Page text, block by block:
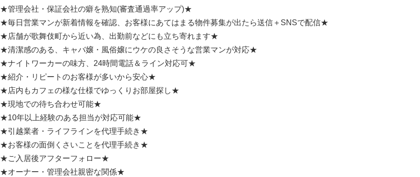
★管理会社・保証会社の癖を熟知(審査通過率アップ)★
★毎日営業マンが新着情報を確認、お客様にあてはまる物件募集が出たら送信＋SNSで配信★
★店舗が歌舞伎町から近い為、出勤前などにも立ち寄れます★
★清潔感のある、キャバ嬢・風俗嬢にウケの良さそうな営業マンが対応★
★ナイトワーカーの味方、24時間電話＆ライン対応可★
★紹介・リピートのお客様が多いから安心★
★店内もカフェの様な仕様でゆっくりお部屋探し★
★現地での待ち合わせ可能★
★10年以上経験のある担当が対応可能★
★引越業者・ライフラインを代理手続き★
★お客様の面倒くさいことを代理手続き★
★ご入居後アフターフォロー★
★オーナー・管理会社親密な関係★